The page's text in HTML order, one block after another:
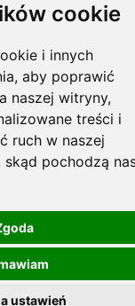
cookie
i innych
aby poprawić
naszej witryny,
treści i
ruch w naszej
pochodzą
ustawień